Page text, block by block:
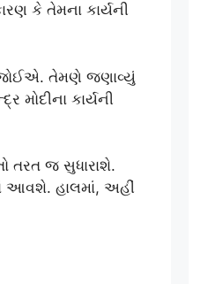
કે તેમના કાર્યની
જોઈએ. તેમણે જણાવ્યું
કાર્યની
તરત જ સુધારાશે.
આવશે. હાલમાં, અહીં